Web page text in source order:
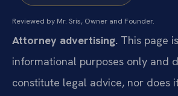
Reviewed by Mr. Sris, Owner and Founder.
Attorney advertising. This page
informational purposes only and
constitute legal advice, nor does